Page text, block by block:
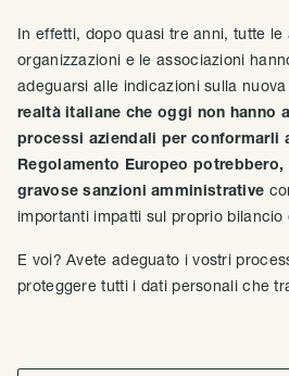
In effetti, dopo quasi tre anni, tutte le
organizzazioni e le associazioni
adeguarsi alle indicazioni sulla
realtà italiane che oggi non hanno
processi aziendali per conformarli
Regolamento Europeo
gravose sanzioni amministrative
importanti impatti sul proprio bilancio
E voi? Avete adeguato i vostri
proteggere tutti i dati personali che